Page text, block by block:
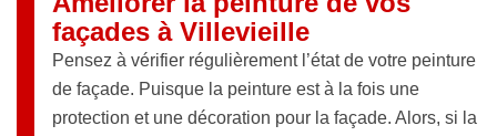
façades à Villevieille
Pensez à vérifier régulièrement l’état de votre peinture
de façade. Puisque la peinture est à la fois une
protection et une décoration pour la façade. Alors, si la